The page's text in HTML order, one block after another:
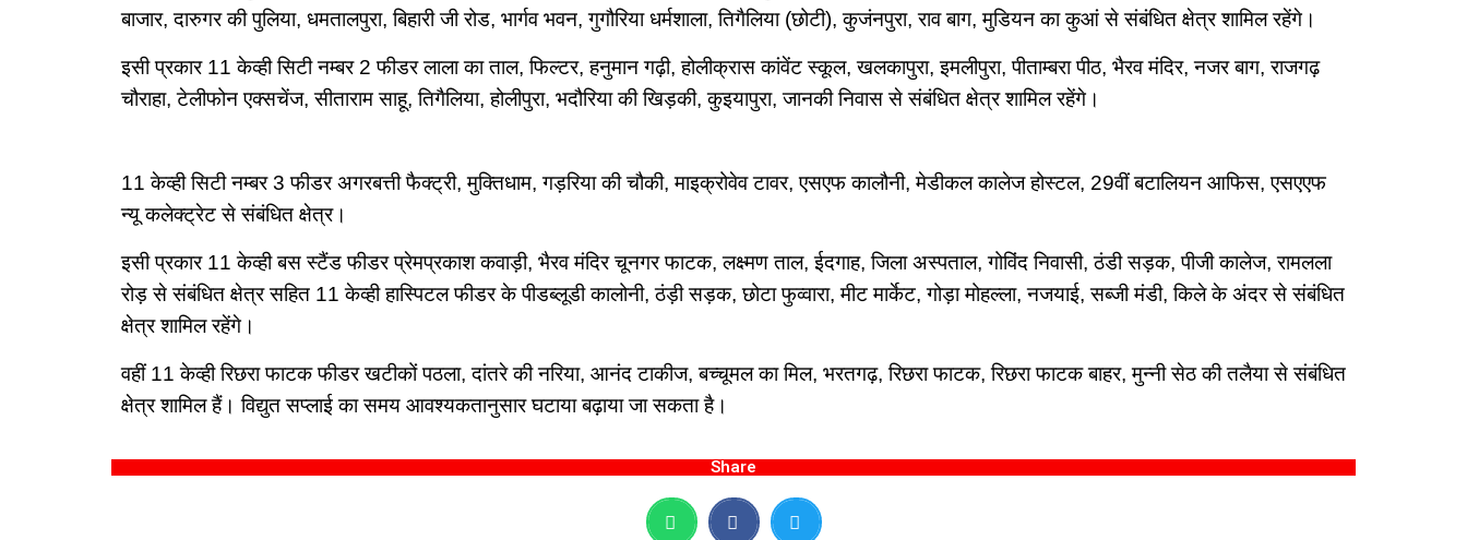
बाजार, दारुगर की पुलिया, धमतालपुरा, बिहारी जी रोड, भार्गव भवन, गुगौरिया धर्मशाला, तिगैलिया (छोटी), कुजंनपुरा, राव बाग, मुडियन का कुआं से संबंधित क्षेत्र शामिल रहेंगे।
इसी प्रकार 11 केव्ही सिटी नम्बर 2 फीडर लाला का ताल, फिल्टर, हनुमान गढ़ी, होलीक्रास कांवेंट स्कूल, खलकापुरा, इमलीपुरा, पीताम्बरा पीठ, भैरव मंदिर, नजर बाग, राजगढ़
चौराहा, टेलीफोन एक्सचेंज, सीताराम साहू, तिगैलिया, होलीपुरा, भदौरिया की खिड़की, कुइयापुरा, जानकी निवास से संबंधित क्षेत्र शामिल रहेंगे।
11 केव्ही सिटी नम्बर 3 फीडर अगरबत्ती फैक्ट्री, मुक्तिधाम, गड़रिया की चौकी, माइक्रोवेव टावर, एसएफ कालौनी, मेडीकल कालेज होस्टल, 29वीं बटालियन आफिस, एसएएफ
न्यू कलेक्ट्रेट से संबंधित क्षेत्र।
इसी प्रकार 11 केव्ही बस स्टैंड फीडर प्रेमप्रकाश कवाड़ी, भैरव मंदिर चूनगर फाटक, लक्ष्मण ताल, ईदगाह, जिला अस्पताल, गोविंद निवासी, ठंडी सड़क, पीजी कालेज, रामलला
रोड़ से संबंधित क्षेत्र सहित 11 केव्ही हास्पिटल फीडर के पीडब्लूडी कालोनी, ठंड़ी सड़क, छोटा फुव्वारा, मीट मार्केट, गोड़ा मोहल्ला, नजयाई, सब्जी मंडी, किले के अंदर से संबंधित
क्षेत्र शामिल रहेंगे।
वहीं 11 केव्ही रिछरा फाटक फीडर खटीकों पठला, दांतरे की नरिया, आनंद टाकीज, बच्चूमल का मिल, भरतगढ़, रिछरा फाटक, रिछरा फाटक बाहर, मुन्नी सेठ की तलैया से संबंधित
क्षेत्र शामिल हैं। विद्युत सप्लाई का समय आवश्यकतानुसार घटाया बढ़ाया जा सकता है।
Share